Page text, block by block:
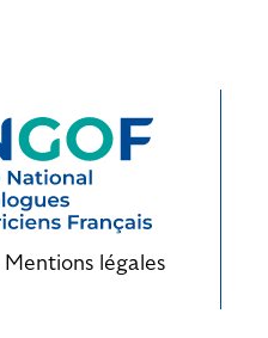
Mentions légales